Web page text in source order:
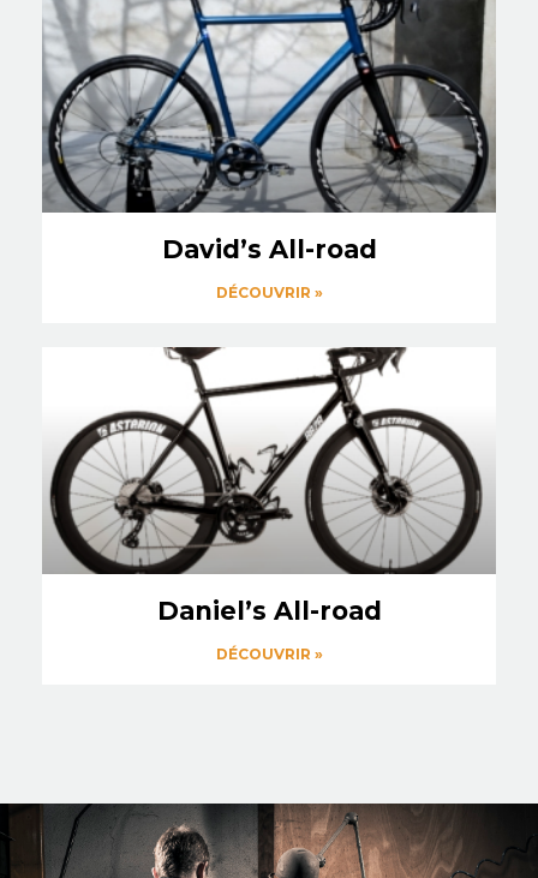
David’s All-road
DÉCOUVRIR »
Daniel’s All-road
DÉCOUVRIR »